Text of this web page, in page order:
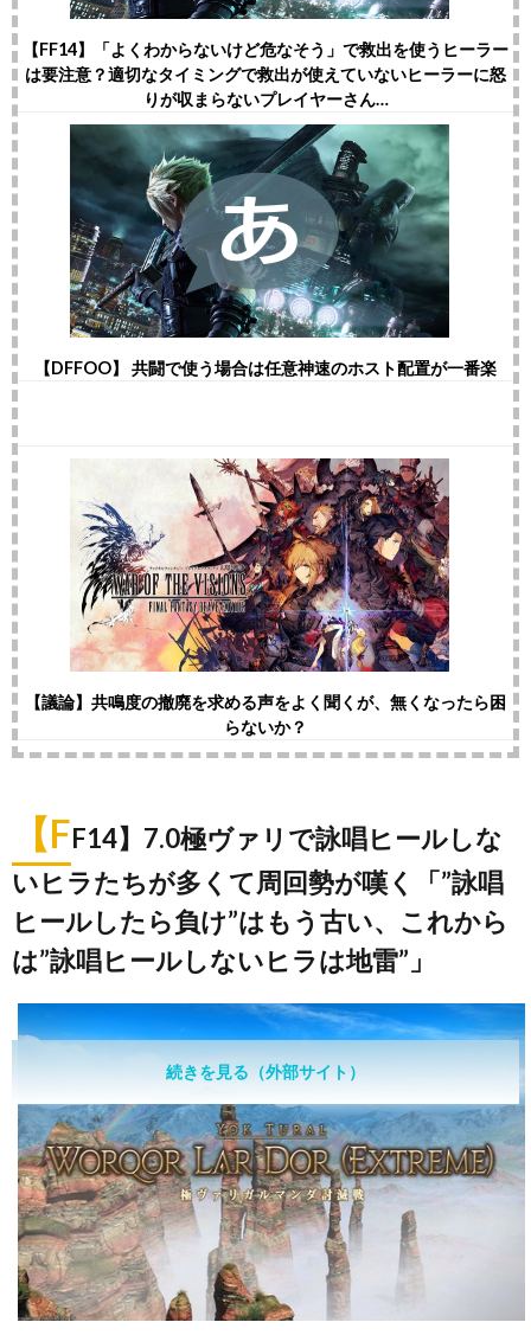
【FF14】「よくわからないけど危なそう」で救出を使うヒーラー
は要注意？適切なタイミングで救出が使えていないヒーラーに怒
りが収まらないプレイヤーさん…
【DFFOO】 共闘で使う場合は任意神速のホスト配置が一番楽
【議論】共鳴度の撤廃を求める声をよく聞くが、無くなったら困
らないか？
【FF14】7.0極ヴァリで詠唱ヒールしな
いヒラたちが多くて周回勢が嘆く「”詠唱
ヒールしたら負け”はもう古い、これから
は”詠唱ヒールしないヒラは地雷”」
続きを見る（外部サイト）